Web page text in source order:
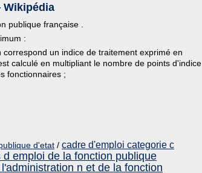
publique française .
:
un indice de traitement exprimé en
calculé en multipliant le nombre de points d'indice
fonctionnaires ;
d'etat / cadre d'emploi categorie c
d emploi de la fonction publique
n et de la fonction